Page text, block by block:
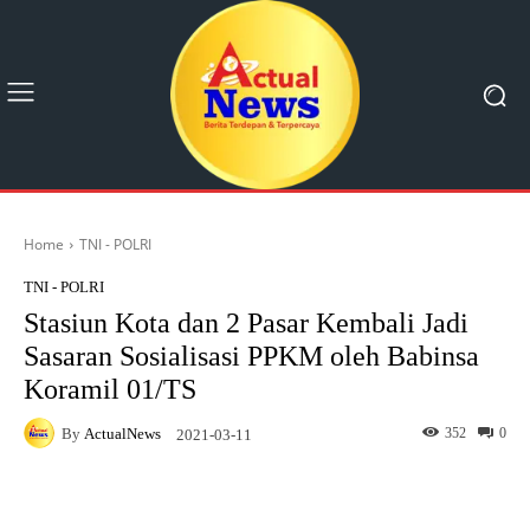
Home TNI - POLRI
TNI - POLRI
Stasiun Kota dan 2 Pasar Kembali Jadi
Sasaran Sosialisasi PPKM oleh Babinsa
Koramil 01/TS
By ActualNews 2021-03-11 0
352